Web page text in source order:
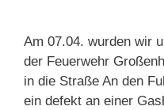
Am 07.04. wurden wir
der Feuerwehr
in die Straße An den
ein defekt an einer